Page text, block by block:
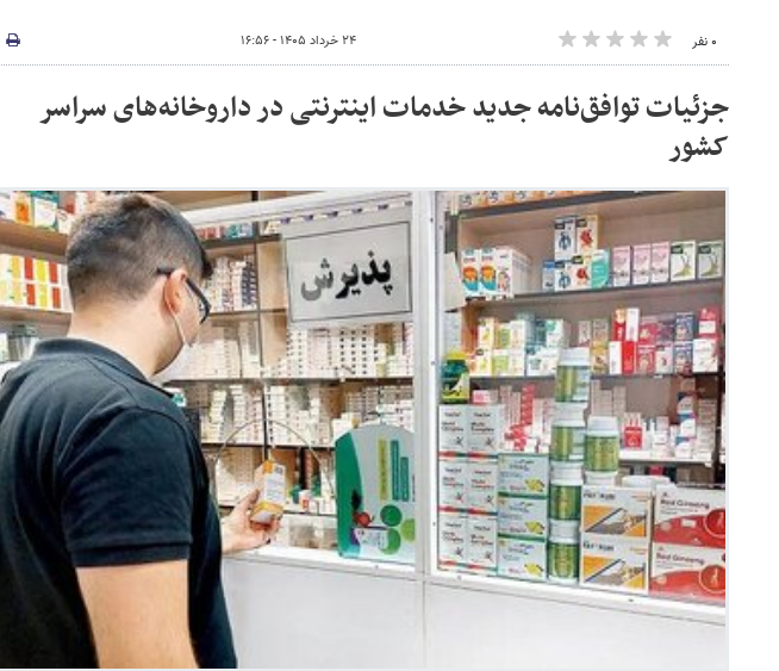
۰ نفر ۲۴ خرداد ۱۴۰۵ - ۱۶:۵۶
جزئیات توافق‌نامه جدید خدمات اینترنتی در داروخانه‌های سراسر
کشور